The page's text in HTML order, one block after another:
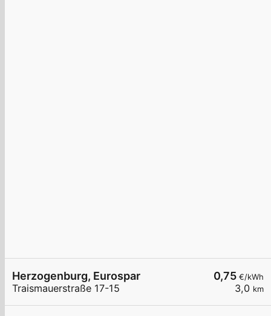
0,75 €/kWh
3,0 km
Herzogenburg, Eurospar
Traismauerstraße 17-15